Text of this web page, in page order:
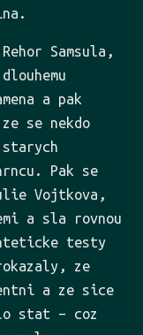
Samsula,
a pak
se nekdo
Pak se
Vojtkova,
a sla rovnou
testy
ze
a ze sice
stat – coz